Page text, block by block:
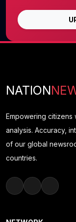
NATION
Empowering
analysis. Accuracy,
of our global
countries.